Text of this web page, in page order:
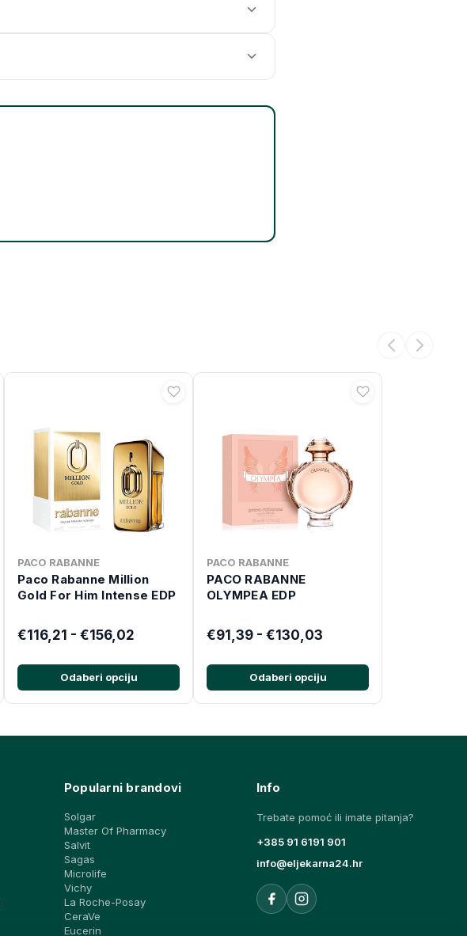
PACO RABANNE
Paco Rabanne Million
Gold For Him Intense EDP
€116,21 - €156,02
Odaberi opciju
PACO RABANNE
PACO RABANNE
OLYMPEA EDP
€91,39 - €130,03
Odaberi opciju
Popularni brandovi
Solgar
Master Of Pharmacy
Salvit
Sagas
Microlife
Vichy
La Roche-Posay
CeraVe
Eucerin
Info
Trebate pomoć ili imate pitanja?
+385 91 6191 901
info@eljekarna24.hr